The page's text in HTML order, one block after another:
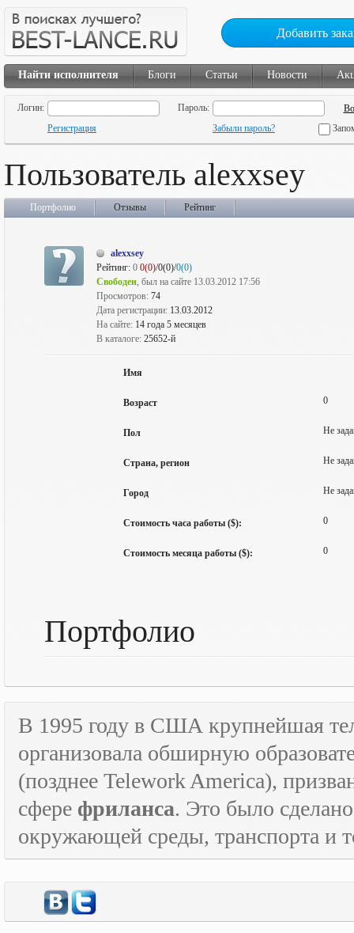
Добавить
Найти исполнителя Блоги Статьи Новости
Логин:
Пароль:
Регистрация
Забыли пароль?
Пользователь alexxsey
Портфолио Отзывы Рейтинг
alexxsey
Рейтинг: 0 0(0)/0(0)/0(0)
Свободен, был на сайте 13.03.2012 17:56
Просмотров: 74
Дата регистрации: 13.03.2012
На сайте: 14 года 5 месяцев
В каталоге: 25652-й
Имя
Возраст 0
Пол Не
Страна, регион Не
Город Не
Стоимость часа работы ($): 0
Стоимость месяца работы ($): 0
Портфолио
В 1995 году в США крупнейшая
организовала обширную
(позднее Telework America),
сфере фриланса. Это было
окружающей среды, транспорта и